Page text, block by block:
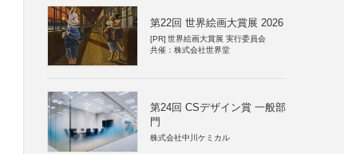
第22回 世界絵画大賞展 2026
[PR] 世界絵画大賞展 実行委員会
共催：株式会社世界堂
第24回 CSデザイン賞 一般部
門
株式会社中川ケミカル